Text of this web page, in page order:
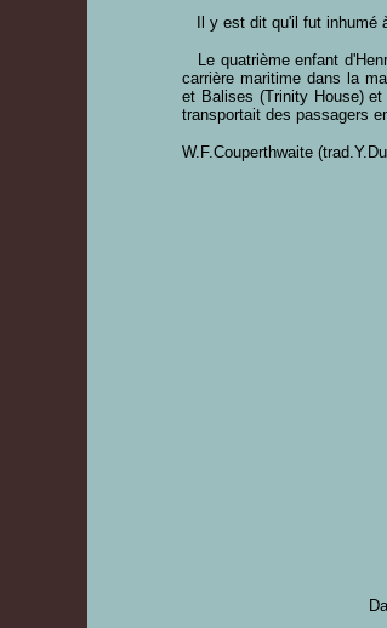
Il y est dit qu'il fut inhumé
Le quatrième enfant
carrière maritime dans la
et Balises (Trinity House)
transportait des passagers
W.F.Couperthwaite